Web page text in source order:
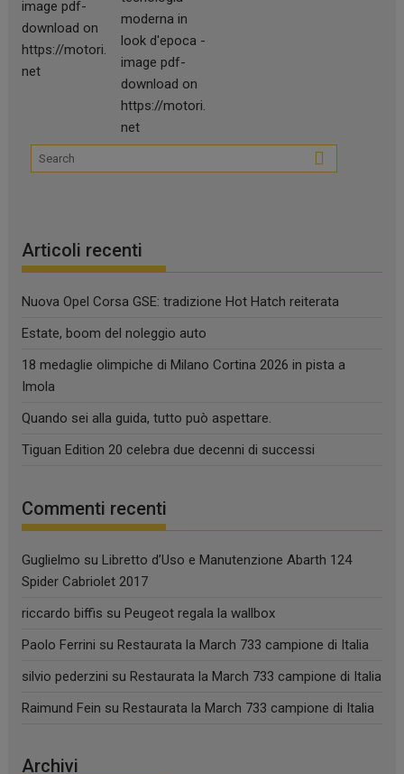
Articoli recenti
Nuova Opel Corsa GSE: tradizione Hot Hatch reiterata
Estate, boom del noleggio auto
18 medaglie olimpiche di Milano Cortina 2026 in pista a
Imola
Quando sei alla guida, tutto può aspettare.
Tiguan Edition 20 celebra due decenni di successi
Commenti recenti
Guglielmo suLibretto d’Uso e Manutenzione Abarth 124
Spider Cabriolet 2017
riccardo biffis suPeugeot regala la wallbox
Paolo Ferrini suRestaurata la March 733 campione di Italia
silvio pederzini suRestaurata la March 733 campione di Italia
Raimund Fein suRestaurata la March 733 campione di Italia
Archivi